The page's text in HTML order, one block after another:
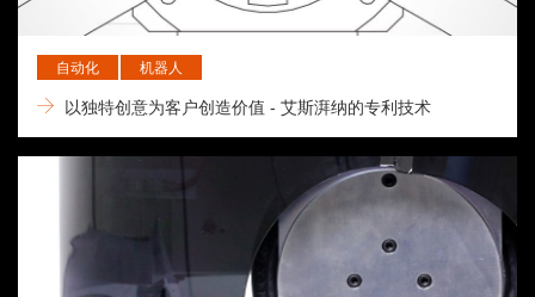
自动化 机器人
以独特创意为客户创造价值 - 艾斯湃纳的专利技术